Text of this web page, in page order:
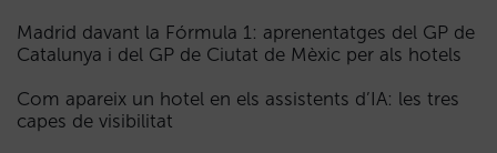
Madrid davant la Fórmula 1: aprenentatges del GP de
Catalunya i del GP de Ciutat de Mèxic per als hotels
Com apareix un hotel en els assistents d’IA: les tres
capes de visibilitat